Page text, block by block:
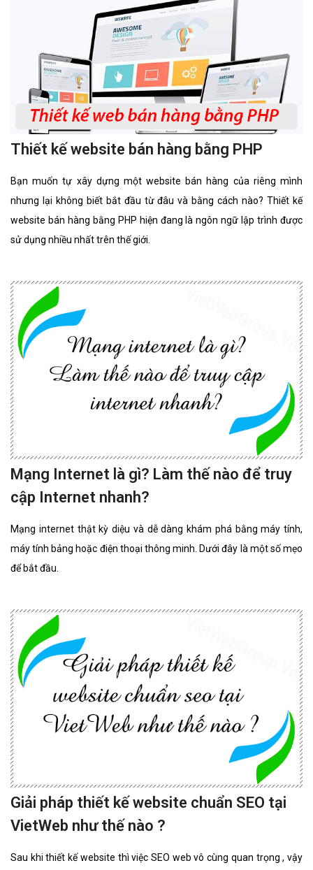
Thiết kế website bán hàng bằng PHP
Bạn muốn tự xây dựng một website bán hàng của riêng mình
nhưng lại không biết bắt đầu từ đâu và bằng cách nào? Thiết kế
website bán hàng bằng PHP hiện đang là ngôn ngữ lập trình được
sử dụng nhiều nhất trên thế giới.
Mạng Internet là gì? Làm thế nào để truy
cập Internet nhanh?
Mạng internet thật kỳ diệu và dễ dàng khám phá bằng máy tính,
máy tính bảng hoặc điện thoại thông minh. Dưới đây là một số mẹo
để bắt đầu.
Giải pháp thiết kế website chuẩn SEO tại
VietWeb như thế nào ?
Sau khi thiết kế website thì việc SEO web vô cùng quan trọng , vậy